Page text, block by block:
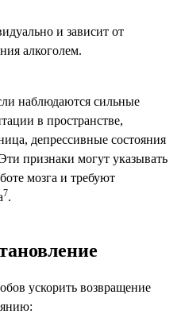
и зависит от
алкоголем.
наблюдаются сильные
в пространстве,
депрессивные состояния
признаки могут указывать
мозга и требуют
7.
ускорить возвращение